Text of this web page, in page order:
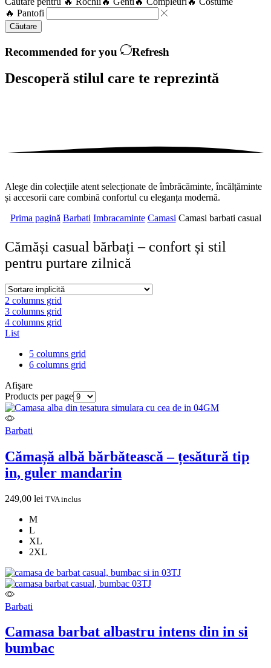
🔥 Pantofi
Căutare
Recommended for you Refresh
Descoperă stilul care te reprezintă
Alege din colecțiile atent selecționate de îmbrăcăminte, încălțăminte
și accesorii care combină confortul cu eleganța modernă.
Prima pagină Barbati Imbracaminte Camasi Camasi barbati casual
Cămăși casual bărbați – confort și stil
pentru purtare zilnică
2 columns grid
3 columns grid
4 columns grid
List
5 columns grid
6 columns grid
Afişare
Products per page
Barbati
Cămașă albă bărbătească – țesătură tip
in, guler mandarin
249,00 lei TVA inclus
M
L
XL
2XL
Barbati
Camasa barbat albastru intens din in si
bumbac